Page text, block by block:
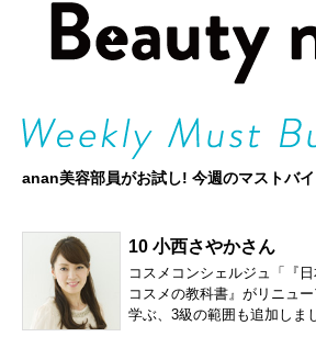
anan美容部員がお試し! 今週のマストバイ
10 小西さやかさん
コスメコンシェルジュ「『
コスメの教科書』がリニュ
学ぶ、3級の範囲も追加しま